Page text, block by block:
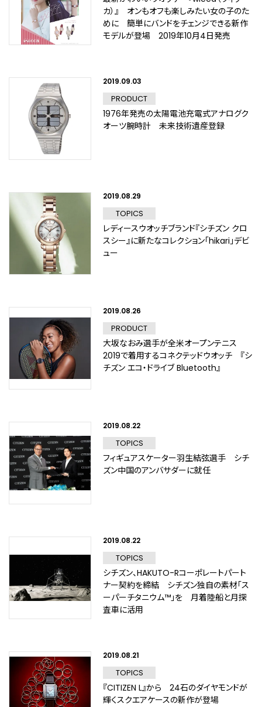
カ）』 オンもオフも楽しみたい女の子のた
めに 簡単にバンドをチェンジできる新作
モデルが登場 2019年10月4日発売
2019.09.03
PRODUCT
1976年発売の太陽電池充電式アナログク
オーツ腕時計 未来技術遺産登録
2019.08.29
TOPICS
レディースウオッチブランド『シチズン クロ
スシー』に新たなコレクション「hikari」デビ
ュー
2019.08.26
PRODUCT
大坂なおみ選手が全米オープンテニス
2019で着用するコネクテッドウオッチ 『シ
チズン エコ・ドライブ Bluetooth』
2019.08.22
TOPICS
フィギュアスケーター羽生結弦選手 シチ
ズン中国のアンバサダーに就任
2019.08.22
TOPICS
シチズン、HAKUTO-Rコーポレートパート
ナー契約を締結 シチズン独自の素材「ス
ーパーチタニウム™」を 月着陸船と月探
査車に活用
2019.08.21
TOPICS
『CITIZEN L』から 24石のダイヤモンドが
輝くスクエアケースの新作が登場